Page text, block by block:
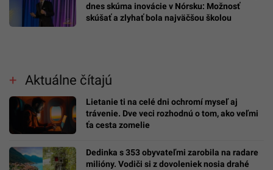
dnes skúma inovácie v Nórsku: Možnosť
skúšať a zlyhať bola najväčšou školou
Aktuálne čítajú
Lietanie ti na celé dni ochromí myseľ aj
trávenie. Dve veci rozhodnú o tom, ako veľmi
ťa cesta zomelie
Dedinka s 353 obyvateľmi zarobila na radare
milióny. Vodiči si z dovoleniek nosia drahé